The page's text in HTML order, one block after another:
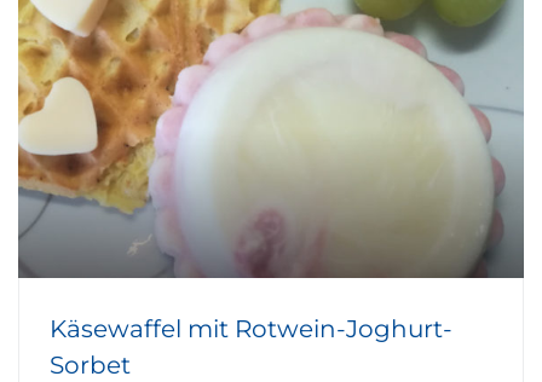
Käsewaffel mit Rotwein-Joghurt-
Sorbet